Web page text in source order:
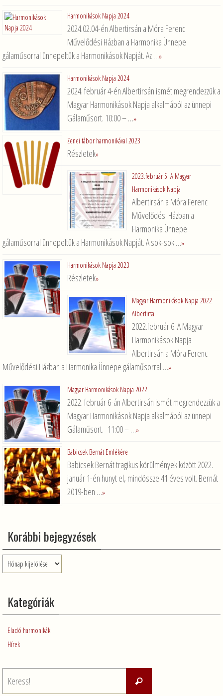
Harmonikások Napja 2024
2024.02.04-én Albertirsán a Móra Ferenc
Művelődési Házban a Harmonika Ünnepe
gálaműsorral ünnepeltük a Harmonikások Napját. Az …»
Harmonikások Napja 2024
2024. február 4-én Albertirsán ismét megrendezzük a
Magyar Harmonikások Napja alkalmából az ünnepi
Gálaműsort. 10:00 – …»
Zenei tábor harmonikával 2023
Részletek»
2023.február 5. A Magyar
Harmonikások Napja
Albertirsán a Móra Ferenc
Művelődési Házban a
Harmonika Ünnepe
gálaműsorral ünnepeltük a Harmonikások Napját. A sok-sok …»
Harmonikások Napja 2023
Részletek»
Magyar Harmonikások Napja 2022
Albertirsa
2022.február 6. A Magyar
Harmonikások Napja
Albertirsán a Móra Ferenc
Művelődési Házban a Harmonika Ünnepe gálaműsorral …»
Magyar Harmonikások Napja 2022
2022. február 6-án Albertirsán ismét megrendezzük a
Magyar Harmonikások Napja alkalmából az ünnepi
Gálaműsort. 11:00 – …»
Babicsek Bernát Emlékére
Babicsek Bernát tragikus körülmények között 2022.
január 1-én hunyt el, mindössze 41 éves volt. Bernát
2019-ben …»
Korábbi bejegyzések
Korábbi
bejegyzések
Kategóriák
Eladó harmonikák
Hírek
Keress!